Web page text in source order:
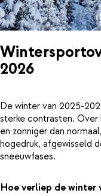
2026
De winter van 2025-
sterke contrasten.
en zonniger dan
hogedruk, afgewisseld
sneeuwfases.
Hoe verliep de winter